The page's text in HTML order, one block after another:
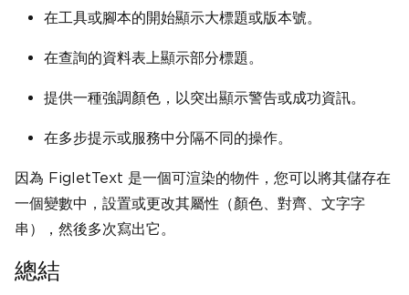
在工具或腳本的開始顯示大標題或版本號。
在查詢的資料表上顯示部分標題。
提供一種強調顏色，以突出顯示警告或成功資訊。
在多步提示或服務中分隔不同的操作。
因為 FigletText 是一個可渲染的物件，您可以將其儲存在
一個變數中，設置或更改其屬性（顏色、對齊、文字字
串），然後多次寫出它。
總結